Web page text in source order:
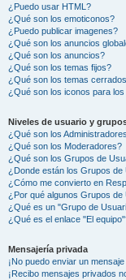
¿Puedo usar HTML?
¿Qué son los emoticonos?
¿Puedo publicar imagenes?
¿Qué son los anuncios
¿Qué son los anuncios?
¿Qué son los temas fijos?
¿Qué son los temas
¿Qué son los iconos para
Niveles de usuario y
¿Qué son los
¿Qué son los Moderadores?
¿Qué son los Grupos de
¿Donde están los Grupos
¿Cómo me convierto en
¿Por qué algunos Grupos
¿Qué es un "Grupo de
¿Qué es el enlace "El
Mensajería privada
¡No puedo enviar un
¡Recibo mensajes privados